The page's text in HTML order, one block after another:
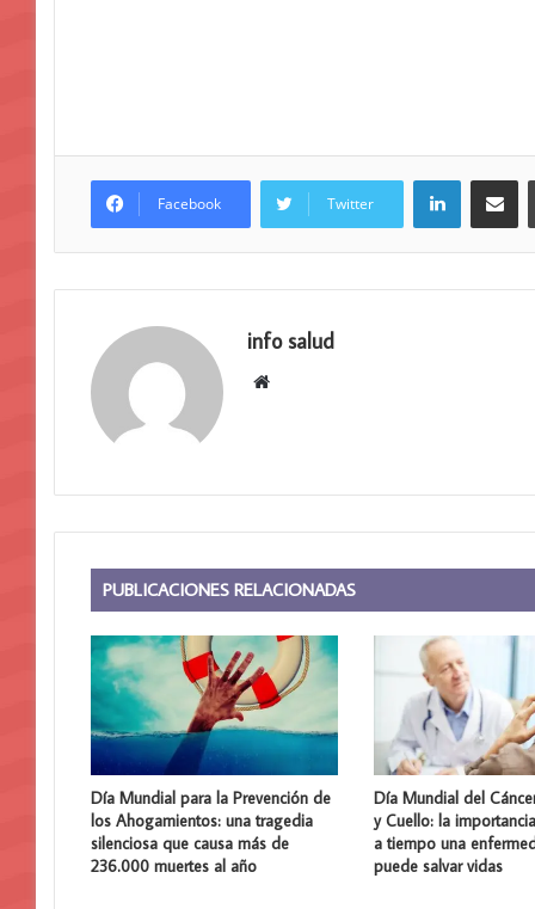
Facebook Twitter
LinkedIn
info salud
Sitio
PUBLICACIONES RELACIONADAS
Día Mundial para la Prevención de
los Ahogamientos: una tragedia
silenciosa que causa más de
236.000 muertes al año
Día Mundial del
y Cuello: la
a tiempo una
puede salvar vidas